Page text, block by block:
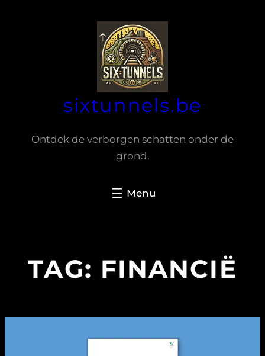
sixtunnels.be
Ontdek de verborgen schatten onder de
grond.
TAG: FINANCIË